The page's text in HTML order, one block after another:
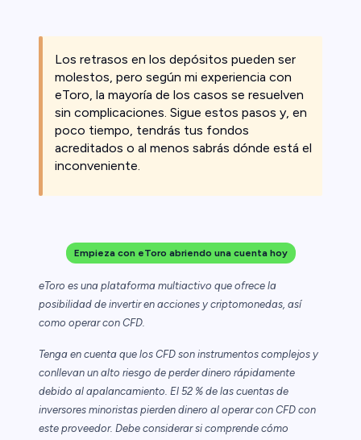
Los retrasos en los depósitos pueden ser
molestos, pero según mi experiencia con
eToro, la mayoría de los casos se resuelven
sin complicaciones. Sigue estos pasos y, en
poco tiempo, tendrás tus fondos
acreditados o al menos sabrás dónde está el
inconveniente.
Empieza con eToro abriendo una cuenta hoy
eToro es una plataforma multiactivo que ofrece la
posibilidad de invertir en acciones y criptomonedas, así
como operar con CFD.
Tenga en cuenta que los CFD son instrumentos complejos y
conllevan un alto riesgo de perder dinero rápidamente
debido al apalancamiento. El 52 % de las cuentas de
inversores minoristas pierden dinero al operar con CFD con
este proveedor. Debe considerar si comprende cómo